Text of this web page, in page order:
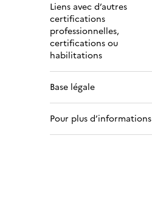
Liens avec d’autres
certifications
professionnelles,
certifications ou
habilitations
Base légale
Pour plus d’informations